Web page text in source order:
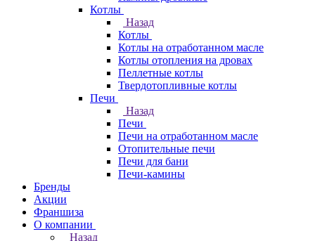
Котлы
Назад
Котлы
Котлы на отработанном масле
Котлы отопления на дровах
Пеллетные котлы
Твердотопливные котлы
Печи
Назад
Печи
Печи на отработанном масле
Отопительные печи
Печи для бани
Печи-камины
Бренды
Акции
Франшиза
О компании
Назад